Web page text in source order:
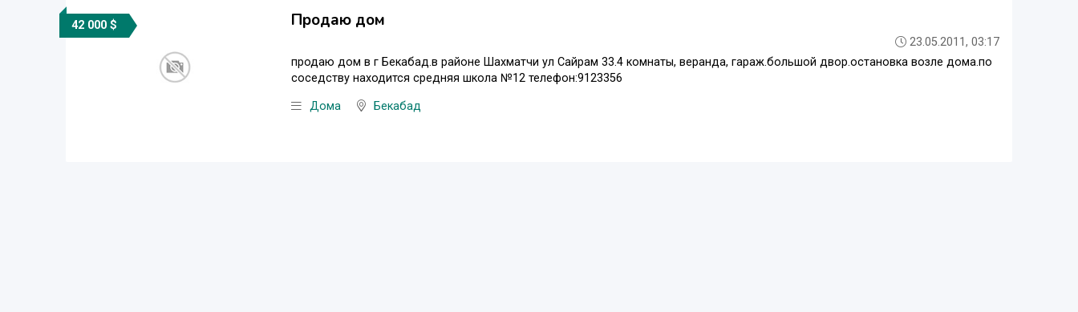
42 000 $ Продаю дом
23.05.2011, 03:17
продаю дом в г Бекабад.в районе Шахматчи ул Сайрам 33.4 комнаты, веранда, гараж.большой двор.остановка возле дома.по
соседству находится средняя школа №12 телефон:9123356
Дома Бекабад